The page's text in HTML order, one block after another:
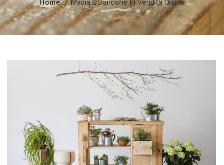
Home Madia E Bancone In Vendita Online